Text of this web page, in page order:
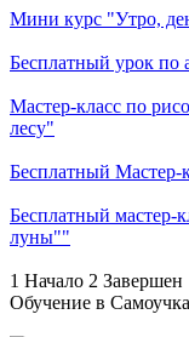
Мини курс "Утро,
Бесплатный урок по
Мастер-класс по
лесу"
Бесплатный Мастер-
Бесплатный мастер-
луны""
1 Начало 2 Завершен
Обучение в